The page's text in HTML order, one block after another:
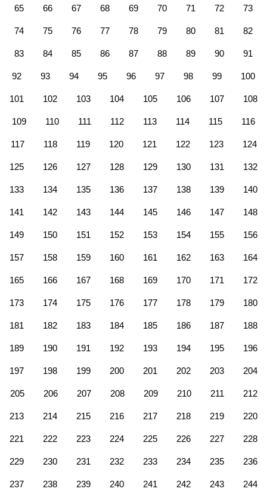
65 66 67 68 69 70 71 72 73
74 75 76 77 78 79 80 81 82
83 84 85 86 87 88 89 90 91
92 93 94 95 96 97 98 99 100
101 102 103 104 105 106 107 108
109 110 111 112 113 114 115 116
117 118 119 120 121 122 123 124
125 126 127 128 129 130 131 132
133 134 135 136 137 138 139 140
141 142 143 144 145 146 147 148
149 150 151 152 153 154 155 156
157 158 159 160 161 162 163 164
165 166 167 168 169 170 171 172
173 174 175 176 177 178 179 180
181 182 183 184 185 186 187 188
189 190 191 192 193 194 195 196
197 198 199 200 201 202 203 204
205 206 207 208 209 210 211 212
213 214 215 216 217 218 219 220
221 222 223 224 225 226 227 228
229 230 231 232 233 234 235 236
237 238 239 240 241 242 243 244